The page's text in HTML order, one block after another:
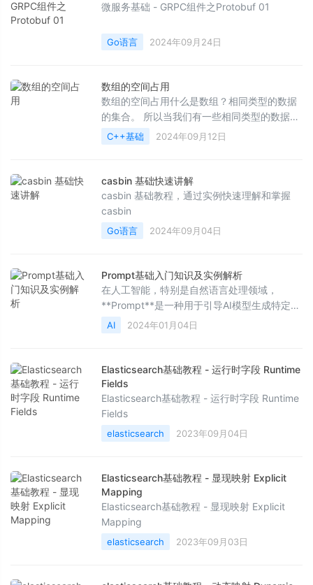
微服务基础 - GRPC组件之Protobuf 01
Go语言 2024年09月24日
数组的空间占用
数组的空间占用什么是数组？相同类型的数据
的集合。 所以当我们有一些相同类型的数据需
要放到一起的时候,就可以使用数组,以方便对其
操作。
C++基础 2024年09月12日
casbin 基础快速讲解
casbin 基础教程，通过实例快速理解和掌握
casbin
Go语言 2024年09月04日
Prompt基础入门知识及实例解析
在人工智能，特别是自然语言处理领域，
**Prompt**是一种用于引导AI模型生成特定输
出的输入文本。它既可以是一句问题、一段描
述，也可以是一个指令，通过提供明确且具有
和上下文理解来生成符合预期的回答或内容。
例如：- Prompt: "写一篇关于环保的文章开头
段落。"- AI模型可能的响应: "环境保护是当今
全
AI 2024年01月04日
Elasticsearch基础教程 - 运行时字段 Runtime
Fields
Elasticsearch基础教程 - 运行时字段 Runtime
Fields
elasticsearch 2023年09月04日
Elasticsearch基础教程 - 显现映射 Explicit
Mapping
Elasticsearch基础教程 - 显现映射 Explicit
Mapping
elasticsearch 2023年09月03日